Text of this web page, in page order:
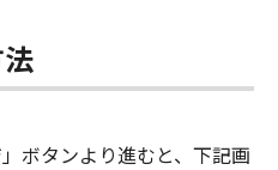
ボタンより進むと、下記画